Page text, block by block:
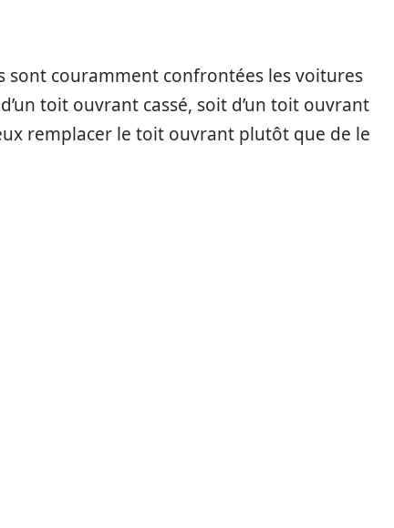
sont couramment confrontées les voitures
toit ouvrant cassé, soit d’un toit ouvrant
remplacer le toit ouvrant plutôt que de le